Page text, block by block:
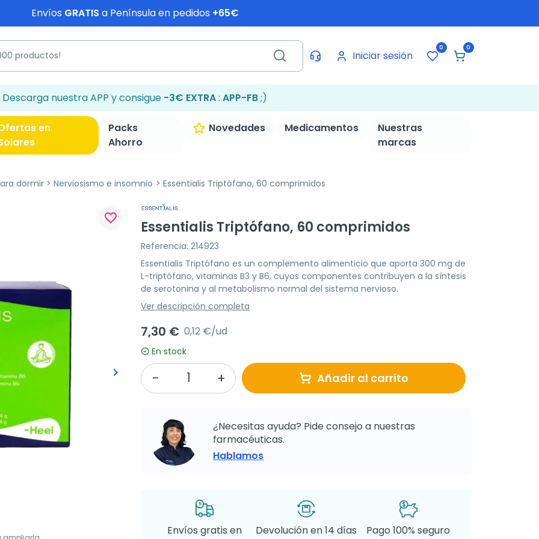
Envíos GRATIS a Península en pedidos +65€
Iniciar sesión
0 0
Descarga nuestra APP y consigue -3€ EXTRA: APP-FB;)
en
Packs
Ahorro
Novedades Medicamentos
Nuestras
marcas
dormir Nerviosismo e insomnio Essentialis Triptófano, 60 comprimidos
Siguiente
keyboard_arrow_right
favorite_border
Essentialis Triptófano, 60 comprimidos
Referencia: 214923
Essentialis Triptófano es un complemento alimenticio que aporta 300 mg de
L-triptófano, vitaminas B3 y B6, cuyos componentes contribuyen a la síntesis
de serotonina y al metabolismo normal del sistema nervioso.
Ver descripción completa
7,30 € 0,12 €/ud
En stock
Añadir al carrito
¿Necesitas ayuda? Pide consejo a nuestras
farmacéuticas.
Hablamos
Envíos gratis en
Devolución en 14 días
Pago 100% seguro